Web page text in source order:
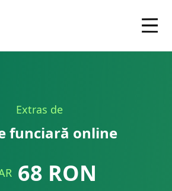
Extras de
funciară online
68 RON